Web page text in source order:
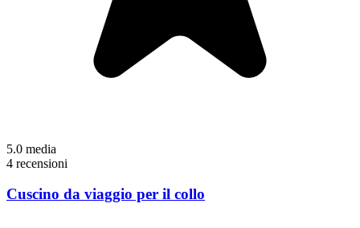
5.0 media
4 recensioni
Cuscino da viaggio per il collo